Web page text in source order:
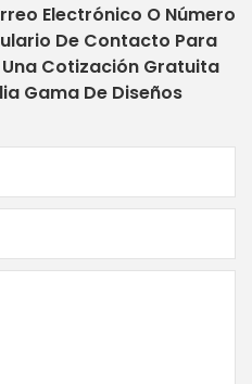
Electrónico O Número
De Contacto Para
Cotización Gratuita
Gama De Diseños